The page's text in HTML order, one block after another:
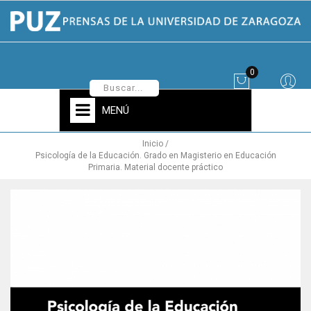
0
MENÚ
Inicio
Psicología de la Educación. Grado en Magisterio en Educación
Primaria. Material docente práctico